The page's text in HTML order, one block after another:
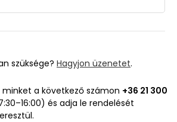
szüksége? Hagyjon üzenetet.
a következő számon +36 21 300
és adja le rendelését